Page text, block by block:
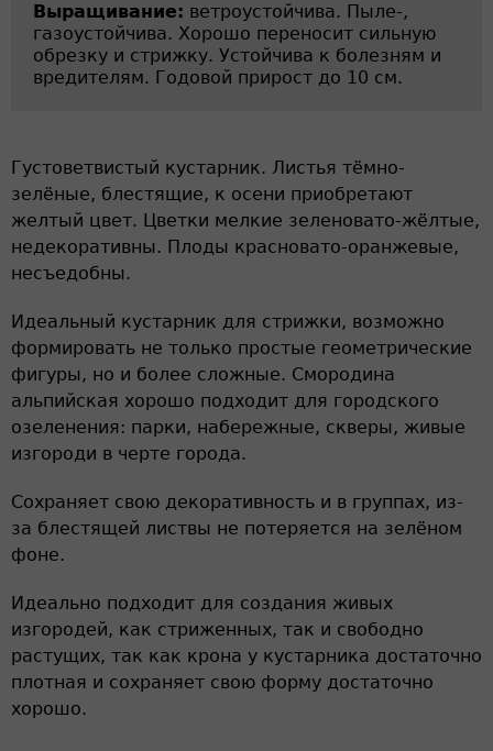
Выращивание: ветроустойчива. Пыле-,
газоустойчива. Хорошо переносит сильную
обрезку и стрижку. Устойчива к болезням и
вредителям. Годовой прирост до 10 см.
Густоветвистый кустарник. Листья тёмно-
зелёные, блестящие, к осени приобретают
желтый цвет. Цветки мелкие зеленовато-жёлтые,
недекоративны. Плоды красновато-оранжевые,
несъедобны.
Идеальный кустарник для стрижки, возможно
формировать не только простые геометрические
фигуры, но и более сложные. Смородина
альпийская хорошо подходит для городского
озеленения: парки, набережные, скверы, живые
изгороди в черте города.
Сохраняет свою декоративность и в группах, из-
за блестящей листвы не потеряется на зелёном
фоне.
Идеально подходит для создания живых
изгородей, как стриженных, так и свободно
растущих, так как крона у кустарника достаточно
плотная и сохраняет свою форму достаточно
хорошо.